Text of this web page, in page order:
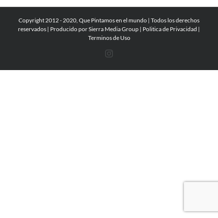
Copyright 2012 - 2020, Que Pintamos en el mundo | Todos los derechos
reservados | Producido porSierra Media Group | Politica de Privacidad |
Terminos de Uso
Instagram